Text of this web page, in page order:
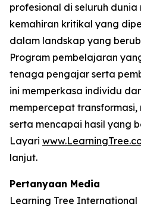
profesional di seluruh
kemahiran kritikal yang
dalam landskap yang
Program pembelajaran
tenaga pengajar serta
ini memperkasa individu
mempercepat
serta mencapai hasil yang
Layari
lanjut.
Pertanyaan Media
Learning Tree International